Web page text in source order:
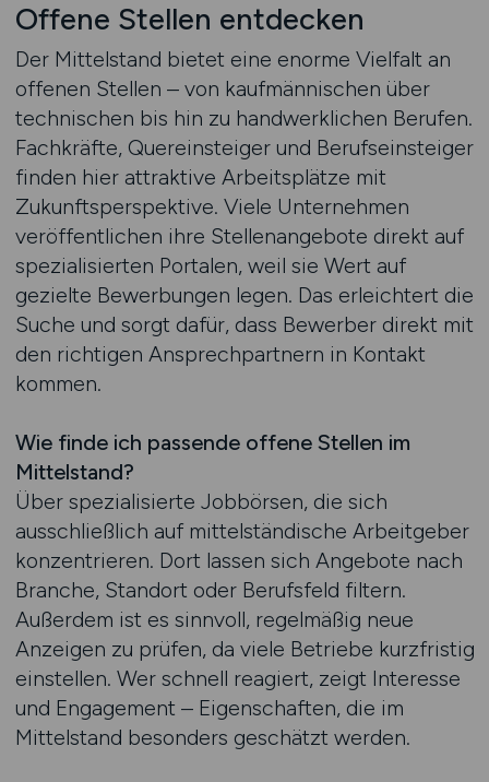
Offene Stellen entdecken
Der Mittelstand bietet eine enorme Vielfalt an
offenen Stellen – von kaufmännischen über
technischen bis hin zu handwerklichen Berufen.
Fachkräfte, Quereinsteiger und Berufseinsteiger
finden hier attraktive Arbeitsplätze mit
Zukunftsperspektive. Viele Unternehmen
veröffentlichen ihre Stellenangebote direkt auf
spezialisierten Portalen, weil sie Wert auf
gezielte Bewerbungen legen. Das erleichtert die
Suche und sorgt dafür, dass Bewerber direkt mit
den richtigen Ansprechpartnern in Kontakt
kommen.
Wie finde ich passende offene Stellen im
Mittelstand?
Über spezialisierte Jobbörsen, die sich
ausschließlich auf mittelständische Arbeitgeber
konzentrieren. Dort lassen sich Angebote nach
Branche, Standort oder Berufsfeld filtern.
Außerdem ist es sinnvoll, regelmäßig neue
Anzeigen zu prüfen, da viele Betriebe kurzfristig
einstellen. Wer schnell reagiert, zeigt Interesse
und Engagement – Eigenschaften, die im
Mittelstand besonders geschätzt werden.